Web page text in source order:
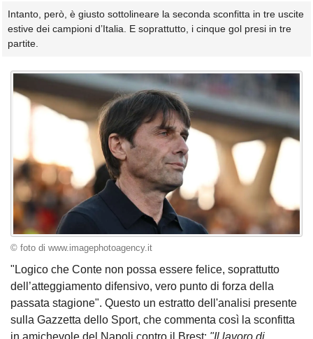
Intanto, però, è giusto sottolineare la seconda sconfitta in tre uscite
estive dei campioni d’Italia. E soprattutto, i cinque gol presi in tre
partite.
© foto di www.imagephotoagency.it
"Logico che Conte non possa essere felice, soprattutto
dell’atteggiamento difensivo, vero punto di forza della
passata stagione". Questo un estratto dell'analisi presente
sulla Gazzetta dello Sport, che commenta così la sconfitta